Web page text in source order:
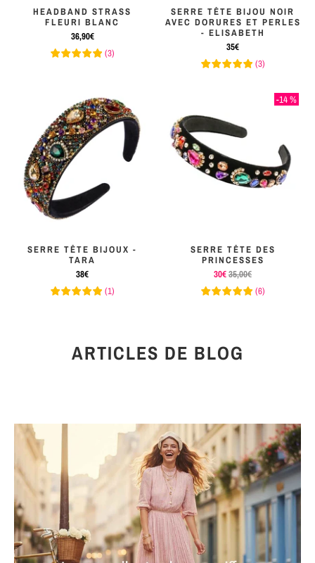
HEADBAND STRASS
FLEURI BLANC
36,90€
(3)
SERRE TÊTE BIJOU NOIR
AVEC DORURES ET PERLES
- ELISABETH
35€
(3)
SERRE TÊTE BIJOUX -
TARA
38€
(1)
-14 %
SERRE TÊTE DES
PRINCESSES
30€35,00€
(6)
ARTICLES DE BLOG